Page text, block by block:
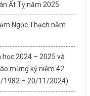
Ất Tỵ năm 2025
Ngọc Thạch năm
học 2024 – 2025 và
mừng kỷ niệm 42
1982 – 20/11/2024)